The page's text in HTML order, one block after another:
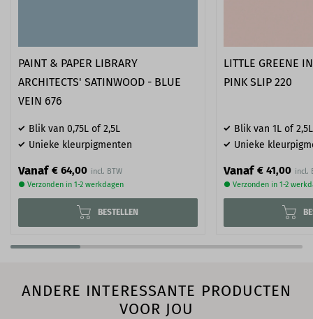
PAINT & PAPER LIBRARY
ARCHITECTS' SATINWOOD - BLUE
VEIN 676
Blik van 0,75L of 2,5L
Unieke kleurpigmenten
Vanaf € 64,00
● Verzonden in 1-2 werkdagen
BESTELLEN
LITTLE GREENE
PINK SLIP 220
Blik van 1L of 2,5L
Unieke
Vanaf € 41,00
● Verzonden in 1-2
ANDERE INTERESSANTE PRODUCTEN
VOOR JOU